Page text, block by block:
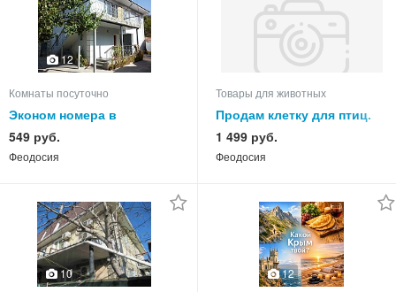
12
Комнаты посуточно
Эконом номера в
Феодосии 4 мин. до моря.
на -2026 год
549 руб.
Феодосия
Товары для животных
Продам клетку для птиц.
1 499 руб.
Феодосия
10 12